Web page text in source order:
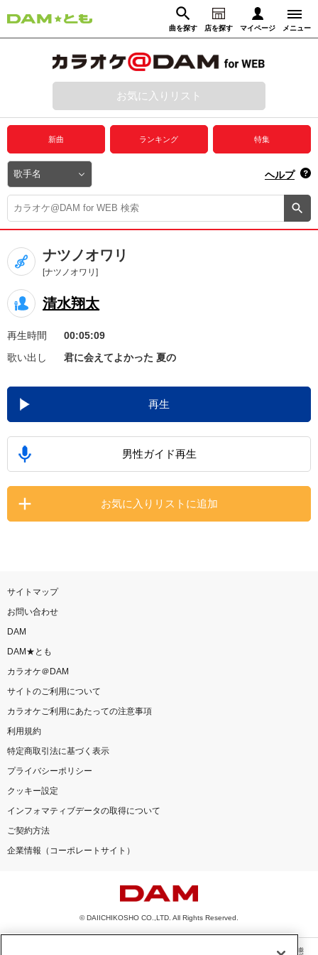
曲を探す 店を探す マイページ メニュー
動画からさがす 録音からさがす
ログイン
プレミアムサービス
DAM★とも動画
DAM★とも録音
カラオケ＠DAM
ユーザー検索
キャンペーン
お知らせ よくあるご質問
DAMの新曲・ランキングなど
カラオケ最新情報をチェック！
家族や友達と一緒に！練習にも！
お気に入りリスト
新曲 ランキング 特集
ヘルプ
ナツノオワリ
[ナツノオワリ]
清水翔太
再生時間
00:05:09
歌い出し
君に会えてよかった 夏の
再生
男性ガイド再生
お気に入りリストに追加
サイトマップ
お問い合わせ
DAM
DAM★とも
カラオケ＠DAM
サイトのご利用について
カラオケご利用にあたっての注意事項
利用規約
特定商取引法に基づく表示
プライバシーポリシー
クッキー設定
インフォマティブデータの取得について
ご契約方法
企業情報（コーポレートサイト）
© DAIICHIKOSHO CO.,LTD. All Rights Reserved.
このサイトに掲載されている一切の文章・画像・写真・動画・音声等を、手段や形態